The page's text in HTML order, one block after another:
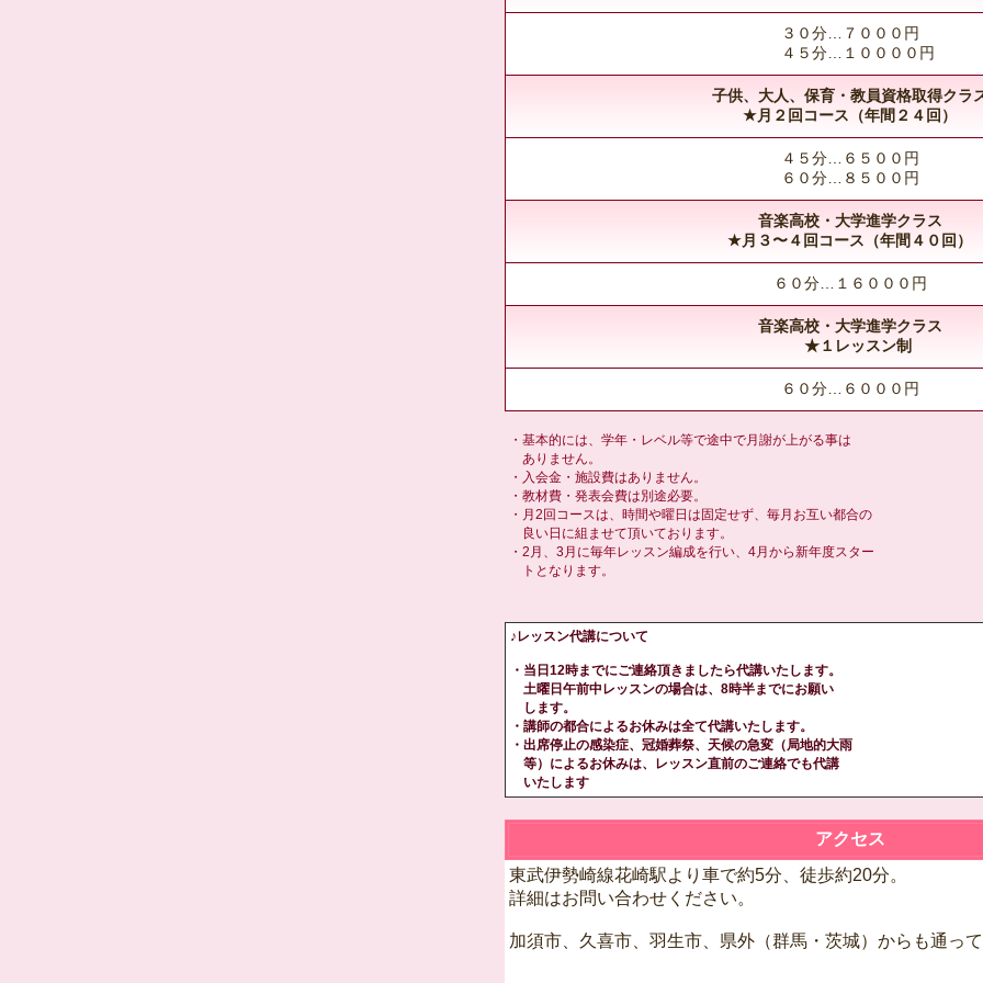
３０分…７０００円
４５分…１００００円
子供、大人、保育・教員資格取得クラ
★月２回コース（年間２４回）
４５分…６５００円
６０分…８５００円
音楽高校・大学進学クラス
★月３〜４回コース（年間４０回）
６０分…１６０００円
音楽高校・大学進学クラス
★１レッスン制
６０分…６０００円
・基本的には、学年・レベル等で途中で月謝が上がる事は
ありません。
・入会金・施設費はありません。
・教材費・発表会費は別途必要。
・月2回コースは、時間や曜日は固定せず、毎月お互い都合の
良い日に組ませて頂いております。
・2月、3月に毎年レッスン編成を行い、4月から新年度スター
トとなります。
♪レッスン代講について
・当日12時までにご連絡頂きましたら代講いたします。
土曜日午前中レッスンの場合は、8時半までにお願い
します。
・講師の都合によるお休みは全て代講いたします。
・出席停止の感染症、冠婚葬祭、天候の急変（局地的大雨
等）によるお休みは、レッスン直前のご連絡でも代講
いたします
アクセス
東武伊勢崎線花崎駅より車で約5分、徒歩約20分。
詳細はお問い合わせください。
加須市、久喜市、羽生市、県外（群馬・茨城）からも通っ